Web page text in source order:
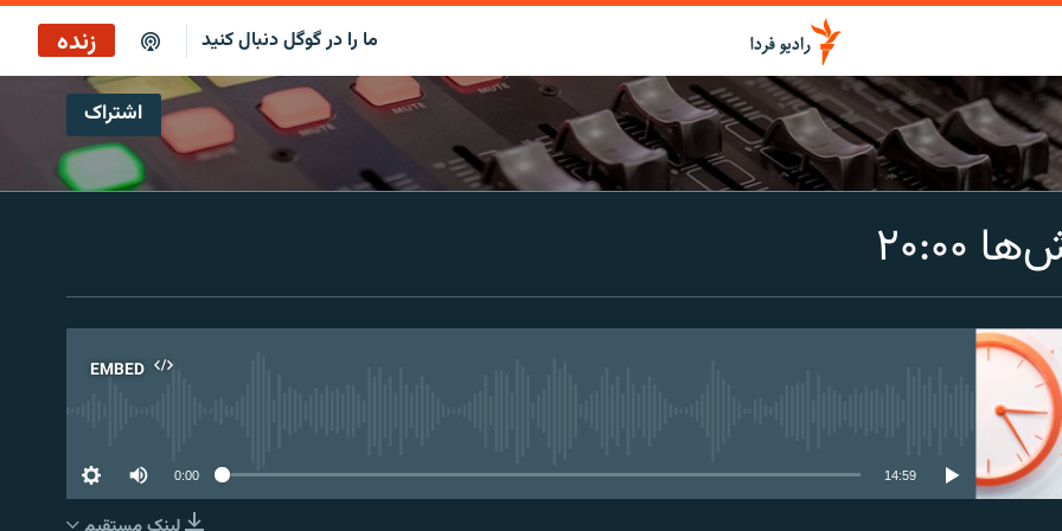
ما را در گوگل دنبال کنید زنده
اشتراک
EMBED
0:00 14:59